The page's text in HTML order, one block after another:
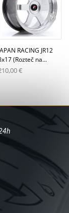
RACING JR12
(Rozteč na...
€